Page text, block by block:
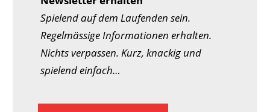
Spielend auf dem Laufenden sein.
Regelmässige Informationen erhalten.
Nichts verpassen. Kurz, knackig und
spielend einfach…